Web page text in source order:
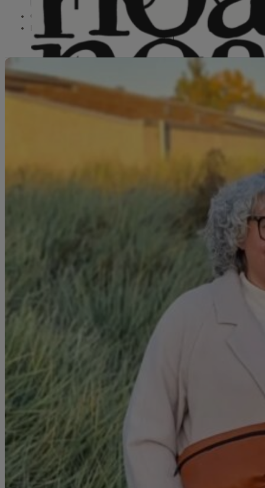
Schnullerbänder
Gutscheine
Kontakt